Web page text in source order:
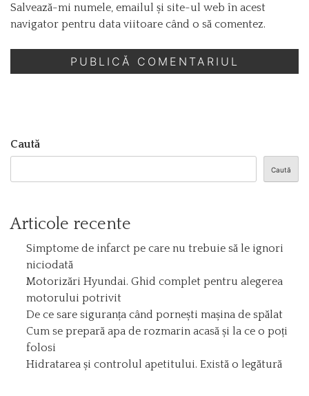
Salvează-mi numele, emailul și site-ul web în acest
navigator pentru data viitoare când o să comentez.
Caută
Caută
Articole recente
Simptome de infarct pe care nu trebuie să le ignori
niciodată
Motorizări Hyundai. Ghid complet pentru alegerea
motorului potrivit
De ce sare siguranța când pornești mașina de spălat
Cum se prepară apa de rozmarin acasă și la ce o poți
folosi
Hidratarea și controlul apetitului. Există o legătură